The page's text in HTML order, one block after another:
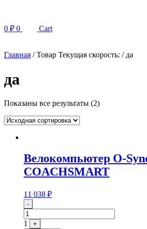
0 ₽ 0 Cart
Главная / Товар Текущая скорость: / да
да
Показаны все результаты (2)
Велокомпьютер O-
COACHSMART
11 038 ₽
Quantity
-
1
+